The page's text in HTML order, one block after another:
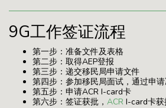
9G工作签证流程
第一步：准备文件及表格
第二步：取得AEP登报
第三步：递交移民局申请文件
第四步：参加移民局面试，通过申请
第五步：申请ACR I-card卡
第六步：签证获批， ACR I-card卡获